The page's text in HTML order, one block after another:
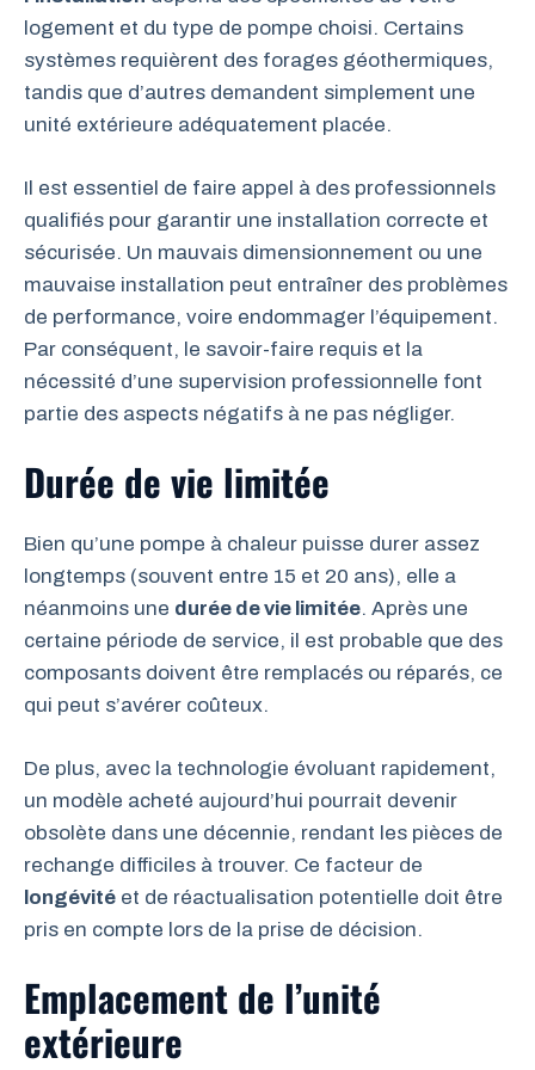
logement et du type de pompe choisi. Certains
systèmes requièrent des forages géothermiques,
tandis que d’autres demandent simplement une
unité extérieure adéquatement placée.
Il est essentiel de faire appel à des professionnels
qualifiés pour garantir une installation correcte et
sécurisée. Un mauvais dimensionnement ou une
mauvaise installation peut entraîner des problèmes
de performance, voire endommager l’équipement.
Par conséquent, le savoir-faire requis et la
nécessité d’une supervision professionnelle font
partie des aspects négatifs à ne pas négliger.
Durée de vie limitée
Bien qu’une pompe à chaleur puisse durer assez
longtemps (souvent entre 15 et 20 ans), elle a
néanmoins une durée de vie limitée. Après une
certaine période de service, il est probable que des
composants doivent être remplacés ou réparés, ce
qui peut s’avérer coûteux.
De plus, avec la technologie évoluant rapidement,
un modèle acheté aujourd’hui pourrait devenir
obsolète dans une décennie, rendant les pièces de
rechange difficiles à trouver. Ce facteur de
longévité et de réactualisation potentielle doit être
pris en compte lors de la prise de décision.
Emplacement de l’unité
extérieure